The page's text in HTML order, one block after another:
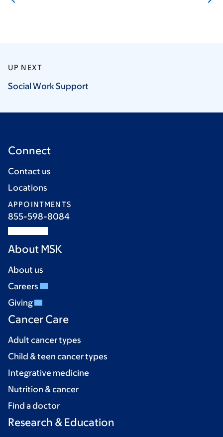
UP NEXT
Social Work Support
Connect
Contact us
Locations
APPOINTMENTS
855-598-8084
About MSK
About us
Careers
Giving
Cancer Care
Adult cancer types
Child & teen cancer types
Integrative medicine
Nutrition & cancer
Find a doctor
Research & Education